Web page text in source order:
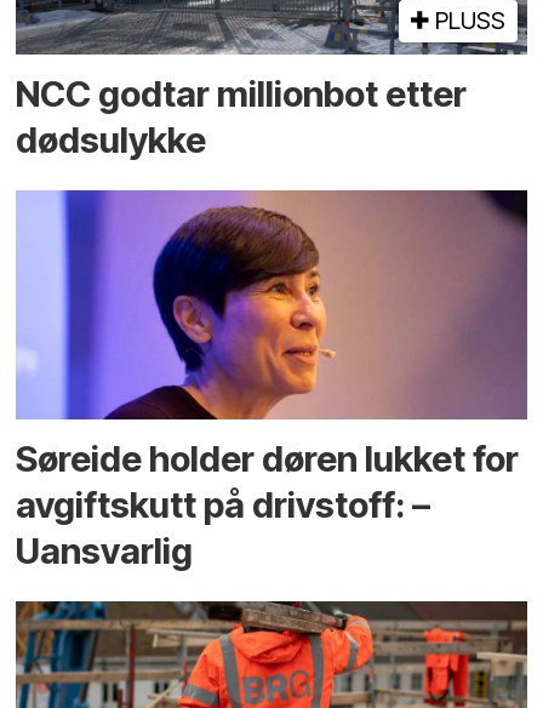
PLUSS
NCC godtar millionbot etter
dødsulykke
Søreide holder døren lukket for
avgiftskutt på drivstoff: –
Uansvarlig